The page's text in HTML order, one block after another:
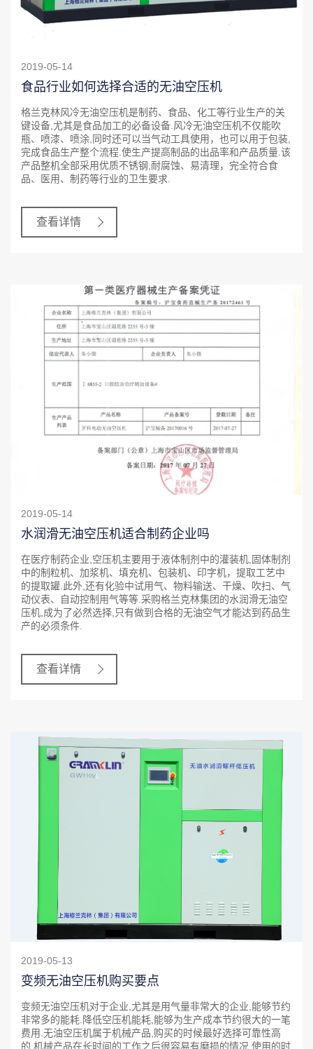
2019-05-14
食品行业如何选择合适的无油空压机
格兰克林风冷无油空压机是制药、食品、化工等行业生产的关
键设备,尤其是食品加工的必备设备.风冷无油空压机不仅能吹
瓶、喷漆、喷涂,同时还可以当气动工具使用，也可以用于包装,
完成食品生产整个流程.使生产提高制品的出品率和产品质量.该
产品整机全部采用优质不锈钢,耐腐蚀、易清理，完全符合食
品、医用、制药等行业的卫生要求.
查看详情
2019-05-14
水润滑无油空压机适合制药企业吗
在医疗制药企业,空压机主要用于液体制剂中的灌装机,固体制剂
中的制粒机、加浆机、填充机、包装机、印字机，提取工艺中
的提取罐.此外,还有化验中试用气、物料输送、干燥、吹扫、气
动仪表、自动控制用气等等.采购格兰克林集团的水润滑无油空
压机,成为了必然选择,只有做到合格的无油空气才能达到药品生
产的必须条件.
查看详情
2019-05-13
变频无油空压机购买要点
变频无油空压机对于企业,尤其是用气量非常大的企业,能够节约
非常多的能耗.降低空压机能耗,能够为生产成本节约很大的一笔
费用.无油空压机属于机械产品,购买的时候最好选择可靠性高
的.机械产品在长时间的工作之后很容易有磨损的情况,使用的时